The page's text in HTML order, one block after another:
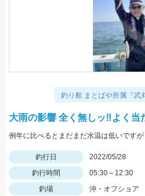
釣り船 まとばや所属『武
大雨の影響 全く無しッ‼︎よく当
釣行日
2022/05/28
釣行時間
05:30～12:30
釣場
沖・オフショア